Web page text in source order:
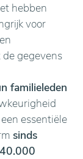
hebben
voor
gegevens
familieleden
essentiële
sinds
40.000